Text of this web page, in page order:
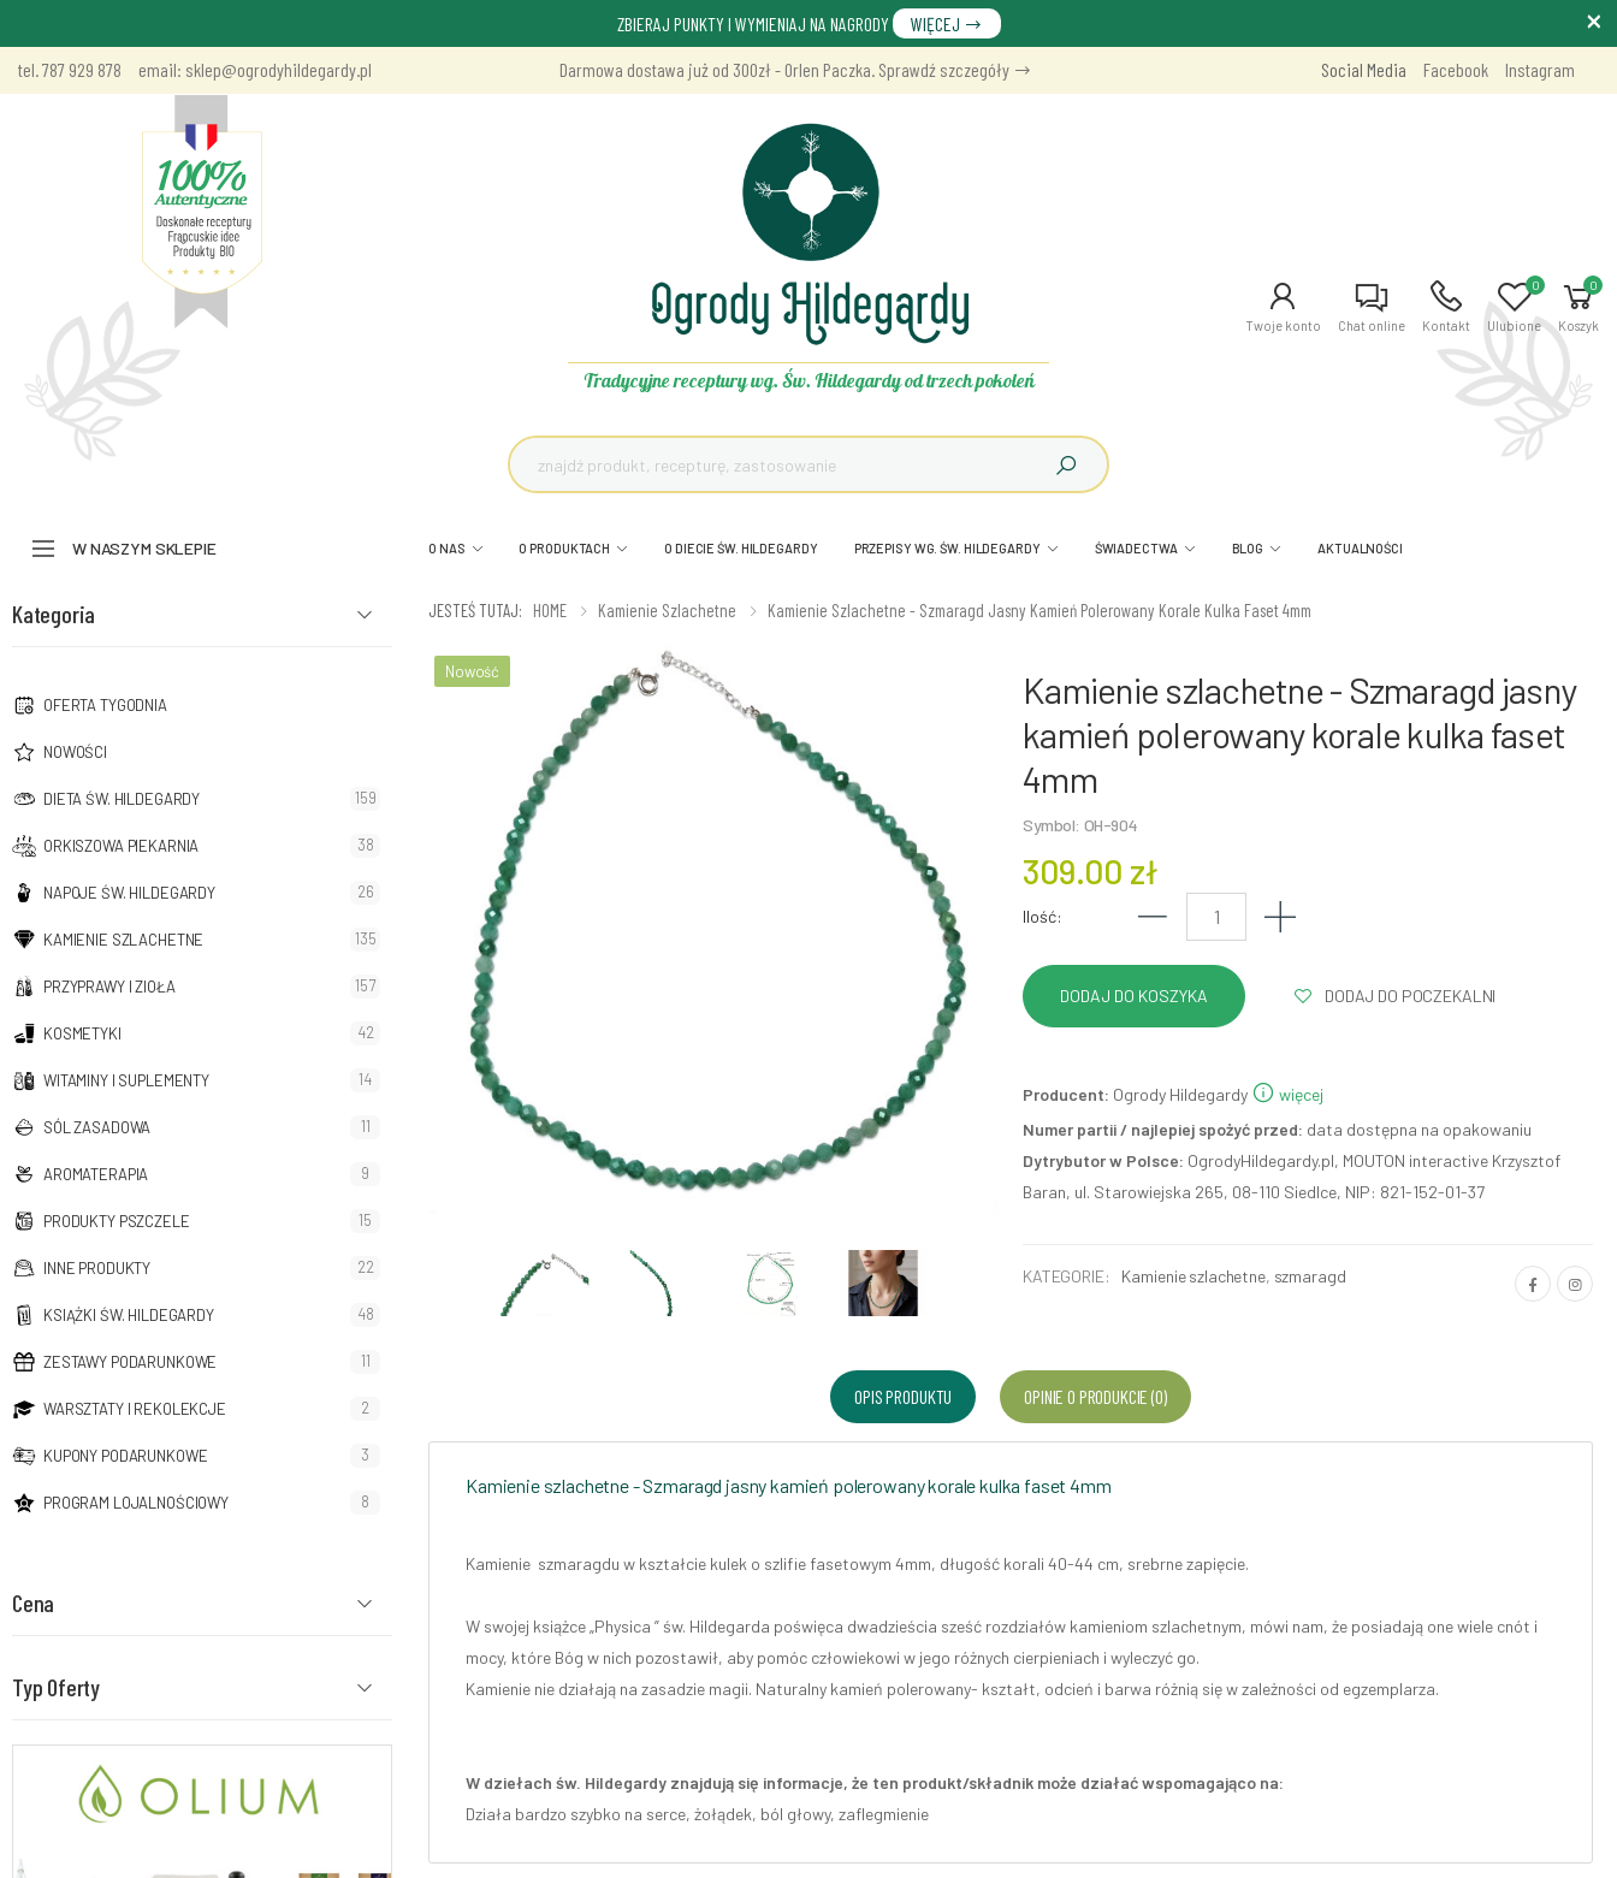
ZBIERAJ PUNKTY I WYMIENIAJ NA NAGRODY
WIĘCEJ
tel. 787 929 878
email: sklep@ogrodyhildegardy.pl Darmowa dostawa już od 300zł - Orlen Paczka. Sprawdź szczegóły Social Media Facebook Instagram
Tradycyjne receptury wg. Św. Hildegardy od trzech pokoleń
Twoje konto Chat online Kontakt Ulubione
0 0
Koszyk
W NASZYM SKLEPIE O NAS O PRODUKTACH O DIECIE ŚW. HILDEGARDY PRZEPISY WG. ŚW. HILDEGARDY ŚWIADECTWA BLOG AKTUALNOŚCI
Kategoria
OFERTA TYGODNIA
NOWOŚCI
DIETA ŚW. HILDEGARDY 159
ORKISZOWA PIEKARNIA 38
NAPOJE ŚW. HILDEGARDY 26
KAMIENIE SZLACHETNE 135
PRZYPRAWY I ZIOŁA 157
KOSMETYKI 42
WITAMINY I SUPLEMENTY 14
SÓL ZASADOWA 11
AROMATERAPIA 9
PRODUKTY PSZCZELE 15
INNE PRODUKTY 22
KSIĄŻKI ŚW. HILDEGARDY 48
ZESTAWY PODARUNKOWE 11
WARSZTATY I REKOLEKCJE 2
KUPONY PODARUNKOWE 3
PROGRAM LOJALNOŚCIOWY 8
Cena
Typ Oferty
JESTEŚ TUTAJ: HOME Kamienie Szlachetne Kamienie Szlachetne - Szmaragd Jasny Kamień Polerowany Korale Kulka Faset 4mm
Nowość
Kamienie szlachetne - Szmaragd jasny
kamień polerowany korale kulka faset
4mm
Symbol: OH-904
309.00 zł
Ilość:
DODAJ DO POCZEKALNI
Producent: Ogrody Hildegardy
więcej
Numer partii / najlepiej spożyć przed: data dostępna na opakowaniu
Dytrybutor w Polsce: OgrodyHildegardy.pl, MOUTON interactive Krzysztof
Baran, ul. Starowiejska 265, 08-110 Siedlce, NIP: 821-152-01-37
KATEGORIE: Kamienie szlachetne, szmaragd
OPIS PRODUKTU OPINIE O PRODUKCIE (0)
Kamienie szlachetne - Szmaragd jasny kamień polerowany korale kulka faset 4mm
Kamienie szmaragdu w kształcie kulek o szlifie fasetowym 4mm, długość korali 40-44 cm, srebrne zapięcie.
W swojej książce „Physica ” św. Hildegarda poświęca dwadzieścia sześć rozdziałów kamieniom szlachetnym, mówi nam, że posiadają one wiele cnót i
mocy, które Bóg w nich pozostawił, aby pomóc człowiekowi w jego różnych cierpieniach i wyleczyć go.
Kamienie nie działają na zasadzie magii. Naturalny kamień polerowany- kształt, odcień i barwa różnią się w zależności od egzemplarza.
W dziełach św. Hildegardy znajdują się informacje, że ten produkt/składnik może działać wspomagająco na:
Działa bardzo szybko na serce, żołądek, ból głowy, zaflegmienie